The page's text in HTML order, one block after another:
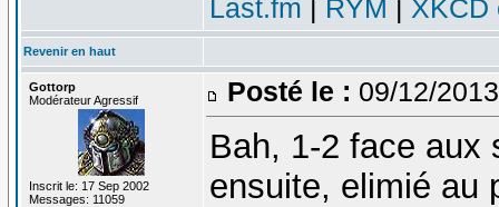
Last.fm | RYM | XKCD
Revenir en haut
Gottorp
Modérateur Agressif
Inscrit le: 17 Sep 2002
Messages: 11059
Posté le : 09/12/
Bah, 1-2 face aux
ensuite, elimié au